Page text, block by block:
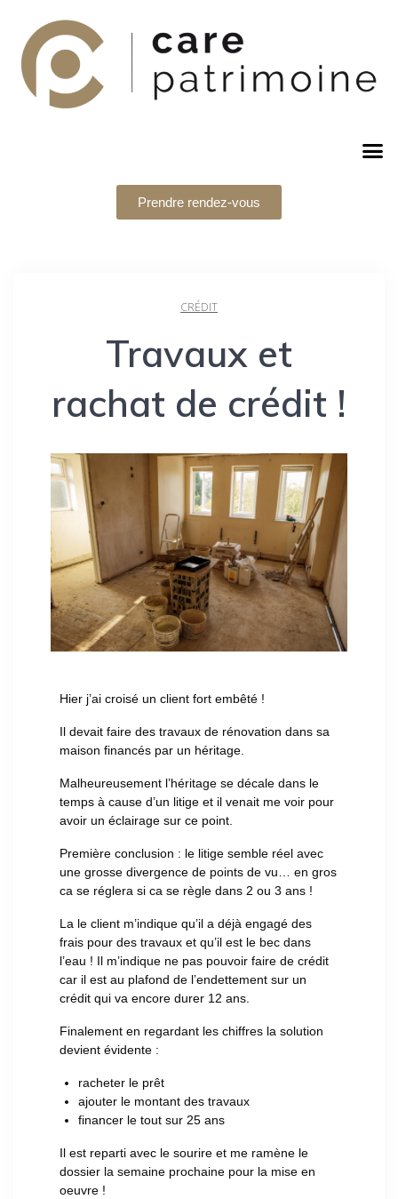
Prendre rendez-vous
CRÉDIT
Travaux et
rachat de crédit !
Hier j’ai croisé un client fort embêté !
Il devait faire des travaux de rénovation dans sa
maison financés par un héritage.
Malheureusement l’héritage se décale dans le
temps à cause d’un litige et il venait me voir pour
avoir un éclairage sur ce point.
Première conclusion : le litige semble réel avec
une grosse divergence de points de vu… en gros
ca se réglera si ca se règle dans 2 ou 3 ans !
La le client m’indique qu’il a déjà engagé des
frais pour des travaux et qu’il est le bec dans
l’eau ! Il m’indique ne pas pouvoir faire de crédit
car il est au plafond de l’endettement sur un
crédit qui va encore durer 12 ans.
Finalement en regardant les chiffres la solution
devient évidente :
racheter le prêt
ajouter le montant des travaux
financer le tout sur 25 ans
Il est reparti avec le sourire et me ramène le
dossier la semaine prochaine pour la mise en
oeuvre !